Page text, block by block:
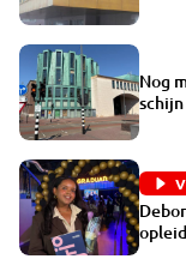
Nog